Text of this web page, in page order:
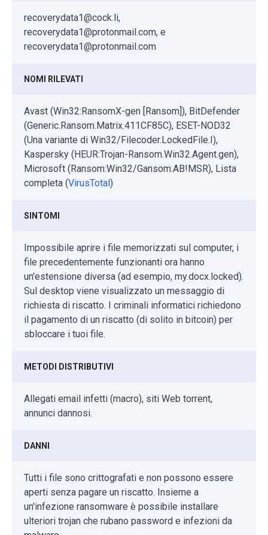
recoverydata1@cock.li,
recoverydata1@protonmail.com, e
recoverydata1@protonmail.com
NOMI RILEVATI
Avast (Win32:RansomX-gen [Ransom]), BitDefender
(Generic.Ransom.Matrix.411CF85C), ESET-NOD32
(Una variante di Win32/Filecoder.LockedFile.I),
Kaspersky (HEUR:Trojan-Ransom.Win32.Agent.gen),
Microsoft (Ransom:Win32/Gansom.AB!MSR), Lista
completa (VirusTotal)
SINTOMI
Impossibile aprire i file memorizzati sul computer, i
file precedentemente funzionanti ora hanno
un'estensione diversa (ad esempio, my.docx.locked).
Sul desktop viene visualizzato un messaggio di
richiesta di riscatto. I criminali informatici richiedono
il pagamento di un riscatto (di solito in bitcoin) per
sbloccare i tuoi file.
METODI DISTRIBUTIVI
Allegati email infetti (macro), siti Web torrent,
annunci dannosi.
DANNI
Tutti i file sono crittografati e non possono essere
aperti senza pagare un riscatto. Insieme a
un'infezione ransomware è possibile installare
ulteriori trojan che rubano password e infezioni da